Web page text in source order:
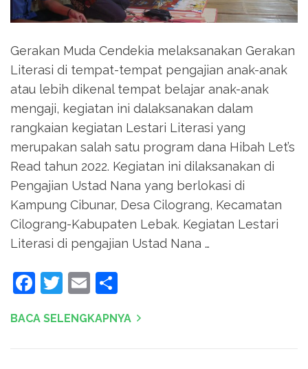
Gerakan Muda Cendekia melaksanakan Gerakan
Literasi di tempat-tempat pengajian anak-anak
atau lebih dikenal tempat belajar anak-anak
mengaji, kegiatan ini dalaksanakan dalam
rangkaian kegiatan Lestari Literasi yang
merupakan salah satu program dana Hibah Let’s
Read tahun 2022. Kegiatan ini dilaksanakan di
Pengajian Ustad Nana yang berlokasi di
Kampung Cibunar, Desa Cilograng, Kecamatan
Cilograng-Kabupaten Lebak. Kegiatan Lestari
Literasi di pengajian Ustad Nana …
Facebook
Twitter
Email
BACA SELENGKAPNYA